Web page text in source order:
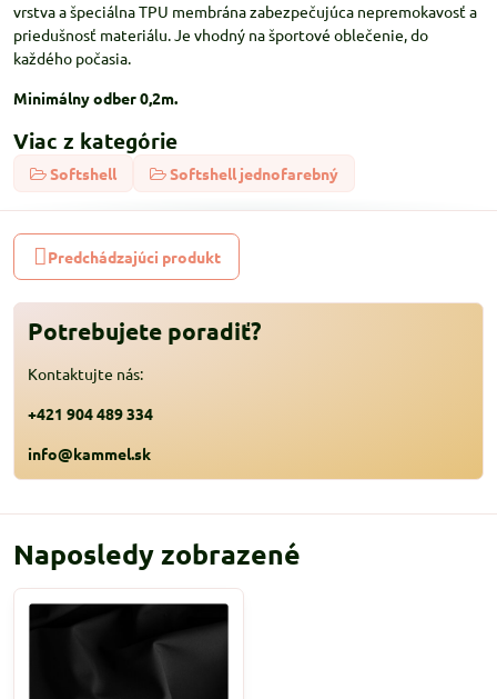
vrstva a špeciálna TPU membrána zabezpečujúca nepremokavosť a
priedušnosť materiálu. Je vhodný na športové oblečenie, do
každého počasia.
Minimálny odber 0,2m.
Viac z kategórie
Softshell Softshell jednofarebný
Predchádzajúci produkt
Potrebujete poradiť?
Kontaktujte nás:
+421 904 489 334
info@kammel.sk
Naposledy zobrazené